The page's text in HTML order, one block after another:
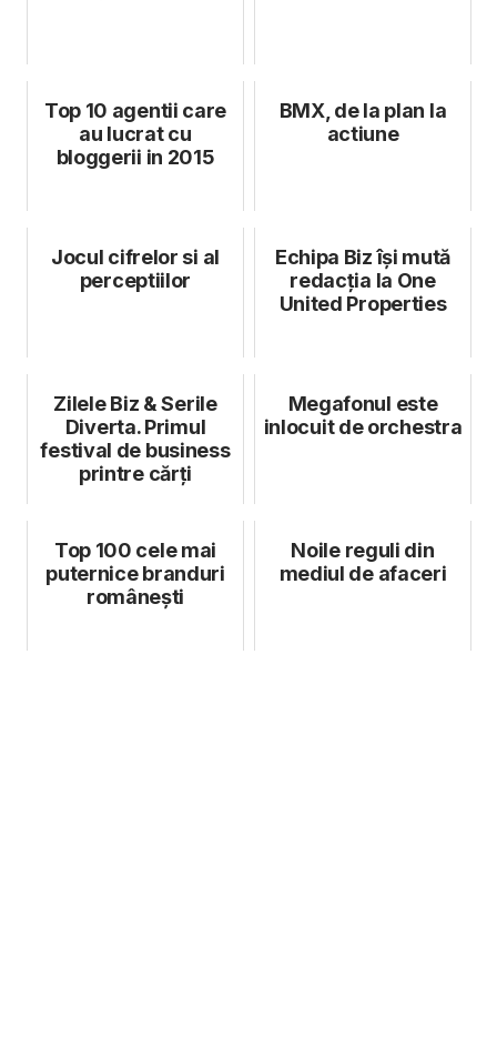
Top 10 agentii care
au lucrat cu
bloggerii in 2015
BMX, de la plan la
actiune
Jocul cifrelor si al
perceptiilor
Echipa Biz își mută
redacția la One
United Properties
Zilele Biz & Serile
Diverta. Primul
festival de business
printre cărți
Megafonul este
inlocuit de orchestra
Top 100 cele mai
puternice branduri
românești
Noile reguli din
mediul de afaceri